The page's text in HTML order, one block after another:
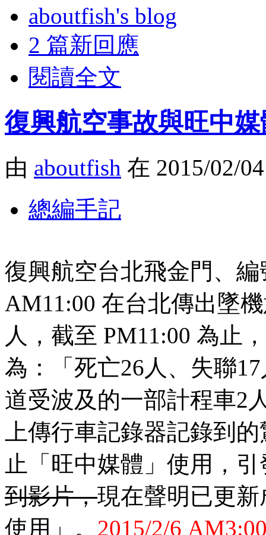
aboutfish's blog
2 篇新回應
閱讀全文
復興航空事故與旺中
由 aboutfish 在 2015/02/
總編手記
復興航空台北飛金門、編
AM11:00 在台北傳出墜
人，截至 PM11:00 為止
為：「死亡26人、失聯
道受波及的一部計程車2
上傳行車記錄器記錄到
止「旺中媒體」使用，
到影片，現在聲明已更
使用」。 2015/2/6